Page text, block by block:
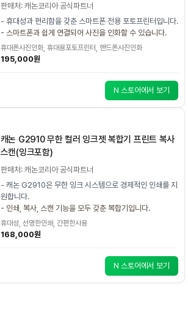
판매처: 캐논코리아 공식파트너
- 휴대성과 편리함을 갖춘 스마트폰 전용 포토프린터입니다.
- 스마트폰과 쉽게 연결되어 사진을 인화할 수 있습니다.
휴대폰사진인화, 휴대용포토프린터, 핸드폰사진인화
195,000원
N 스토어에서 보기
캐논 G2910 무한 컬러 잉크젯 복합기 프린트 복사
스캔(잉크포함)
판매처: 캐논코리아 공식파트너
- 캐논 G2910은 무한 잉크 시스템으로 경제적인 인쇄를 지
원합니다.
- 인쇄, 복사, 스캔 기능을 모두 갖춘 복합기입니다.
휴대성, 선명한인쇄, 간편한사용
168,000원
N 스토어에서 보기